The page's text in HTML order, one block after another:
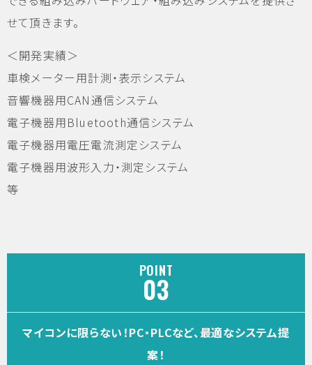
せて頂きます。
＜開発実績＞
車検メーター用計測・表示システム
音響機器用CAN通信システム
電子機器用Bluetooth通信システム
電子機器用電圧電流測定システム
電子機器用波形入力・測定システム
等
POINT
マイコンに限らない！PC・PLCなど、最適なシステム提
案！